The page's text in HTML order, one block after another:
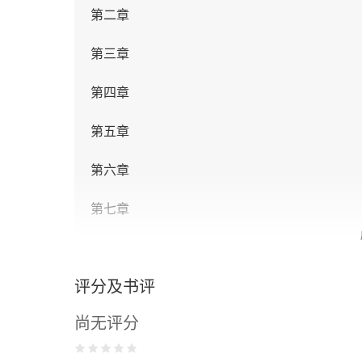
第二章
第三章
第四章
第五章
第六章
第七章
第九章
第二部
评分及书评
尚无评分